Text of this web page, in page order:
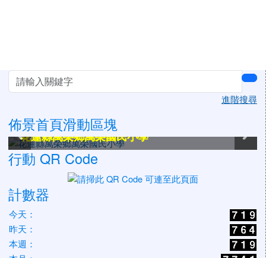
左邊區域內容
進階搜尋
佈景首頁滑動區塊
花蓮縣萬榮鄉萬榮國民小學
花蓮縣萬榮鄉萬榮國民小學
花蓮縣萬榮鄉萬榮國民小學
花蓮縣萬榮鄉萬榮國民小學
花蓮縣萬榮鄉萬榮國民小學
花蓮縣萬榮鄉萬榮國民小學
行動 QR Code
計數器
今天：
昨天：
本週：